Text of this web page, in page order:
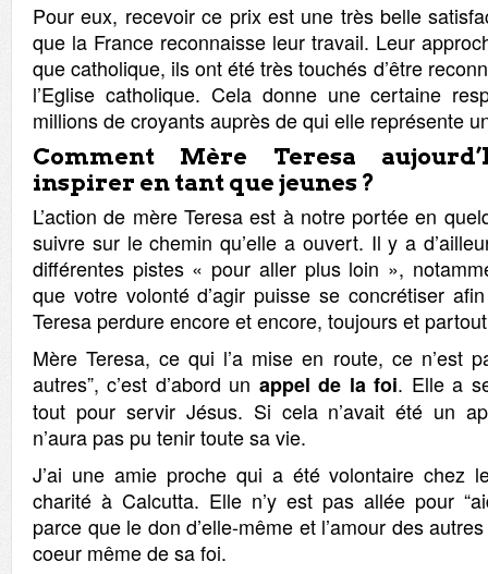
Pour eux, recevoir ce prix est une très belle
que la France reconnaisse leur travail. Leur
que catholique, ils ont été très touchés d’être
l’Eglise catholique. Cela donne une certaine
millions de croyants auprès de qui elle représente
Comment Mère Teresa
inspirer en tant que jeunes ?
L’action de mère Teresa est à notre portée en
suivre sur le chemin qu’elle a ouvert. Il y a
différentes pistes « pour aller plus loin »,
que votre volonté d’agir puisse se concrétiser
Teresa perdure encore et encore, toujours et
Mère Teresa, ce qui l’a mise en route, ce n’est
autres”, c’est d’abord un appel de la foi. Elle a
tout pour servir Jésus. Si cela n’avait été un
n’aura pas pu tenir toute sa vie.
J’ai une amie proche qui a été volontaire chez
charité à Calcutta. Elle n’y est pas allée pour
parce que le don d’elle-même et l’amour des
coeur même de sa foi.